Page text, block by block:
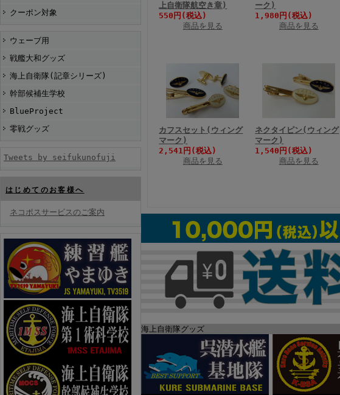
クーポン対象
ウェーブ用
戦艦大和グッズ
海上自衛隊(記章シリーズ)
幹部候補生学校
BlueProject
零戦グッズ
Tweets by seifukunofuji
はじめてのお客様へ
ネコポスサービスのご案内
上自衛隊航空き章)
550円(税込)
商品を見る
ーク)
1,980円(税込)
商品を見る
カフスセット(ウィング
マーク)
2,541円(税込)
商品を見る
ネクタイピン(ウィング
マーク)
1,540円(税込)
商品を見る
海上自衛隊グッズ